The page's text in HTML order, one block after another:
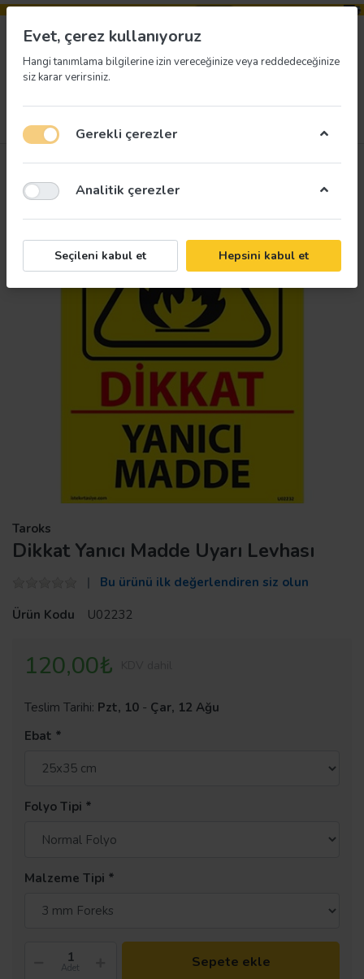
Taroks
Dikkat Yanıcı Madde Uyarı Levhası
Bu ürünü ilk değerlendiren siz olun
Ürün Kodu
U02232
120,00₺
Teslim Tarihi: Pzt, 10 - Çar, 12 Ağu
Ebat
Folyo Tipi
Malzeme Tipi
Adet Sepete ekle
Evet, çerez kullanıyoruz
Hangi tanımlama bilgilerine izin vereceğinize veya reddedeceğinize
siz karar verirsiniz.
Gerekli çerezler
Analitik çerezler
Seçileni kabul et Hepsini kabul et